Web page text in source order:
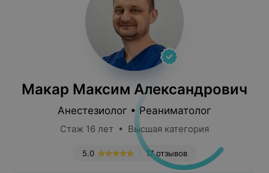
Макар Максим Александрович
Анестезиолог • Реаниматолог
Стаж 16 лет • Высшая категория
17 отзывов
5.0